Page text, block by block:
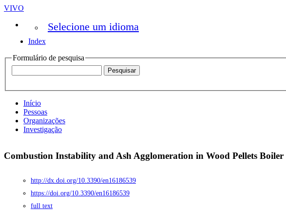
VIVO
Selecione um idioma
Index
Formulário de pesquisa
Início
Pessoas
Organizações
Investigação
Combustion Instability and Ash Agglomeration in Wood Pellets Boiler
http://dx.doi.org/10.3390/en16186539
https://doi.org/10.3390/en16186539
full text